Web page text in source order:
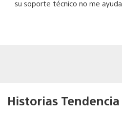
su soporte técnico no me ayuda
Historias Tendencia